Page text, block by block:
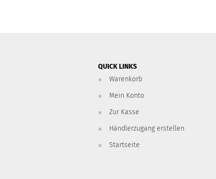
QUICK LINKS
Warenkorb
Mein Konto
Zur Kasse
Händlerzugang erstellen
Startseite